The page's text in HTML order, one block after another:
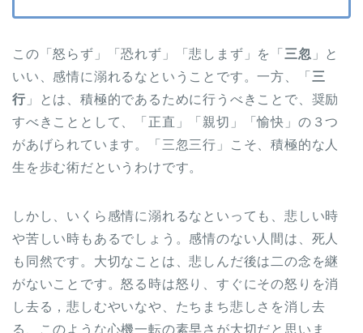
この「怒らず」「恐れず」「悲しまず」を「 三忽 」と
いい、感情に溺れるなということです。一方、「 三
行」とは、積極的であるために行うべきことで、奨励
すべきこととして、「正直」「親切」「愉快」の３つ
があげられています。「三忽三行」こそ、積極的な人
生を歩む術だというわけです。
しかし、いくら感情に溺れるなといっても、悲しい時
や苦しい時もあるでしょう。感情のない人間は、死人
も同然です。大切なことは、悲しんだ後は二の念を継
がないことです。怒る時は怒り、すぐにその怒りを消
し去る，悲しむやいなや、たちまち悲しさを消し去
る、このような心機一転の素早さが大切だと思いま